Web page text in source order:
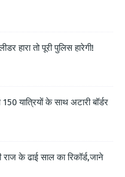
हारा तो पूरी पुलिस हारेगी!
यात्रियों के साथ अटारी बॉर्डर
राज के ढाई साल का रिकॉर्ड,जाने